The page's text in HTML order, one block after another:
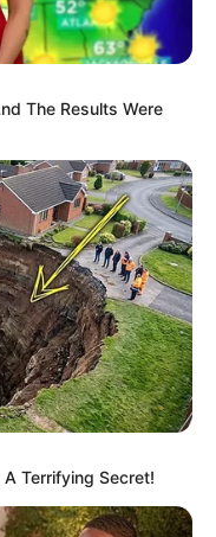
The Results Were
Terrifying Secret!